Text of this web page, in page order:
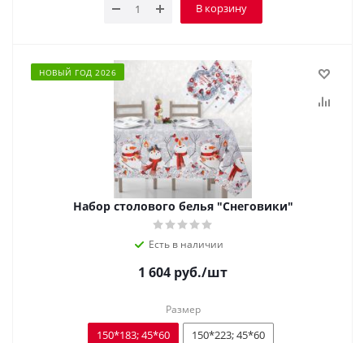
В корзину
НОВЫЙ ГОД 2026
Набор столового белья "Снеговики"
Есть в наличии
1 604 руб./шт
Размер
150*183; 45*60 150*223; 45*60